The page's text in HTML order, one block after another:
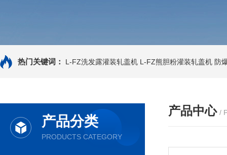
热门关键词： L-FZ洗发露灌装轧盖机 L-FZ熊胆粉灌装轧盖机 防
产品分类
PRODUCTS CATEGORY
产品中心 /